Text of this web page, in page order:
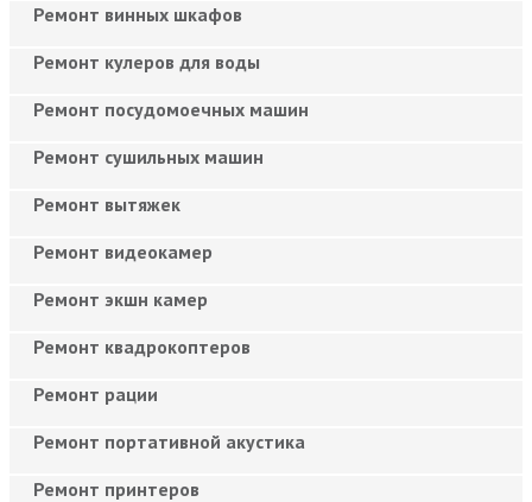
Ремонт винных шкафов
Ремонт кулеров для воды
Ремонт посудомоечных машин
Ремонт сушильных машин
Ремонт вытяжек
Ремонт видеокамер
Ремонт экшн камер
Ремонт квадрокоптеров
Ремонт рации
Ремонт портативной акустика
Ремонт принтеров